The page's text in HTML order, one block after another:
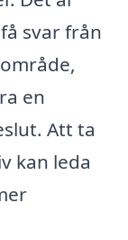
svar från
en
Att ta
kan leda